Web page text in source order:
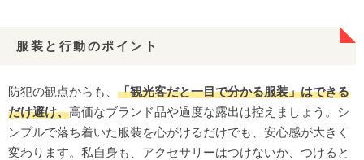
服装と行動のポイント
防犯の観点からも、 「観光客だと一目で分かる服装」はできる
だけ避け、高価なブランド品や過度な露出は控えましょう。シ
ンプルで落ち着いた服装を心がけるだけでも、安心感が大きく
変わります。私自身も、アクセサリーはつけないか、つけると